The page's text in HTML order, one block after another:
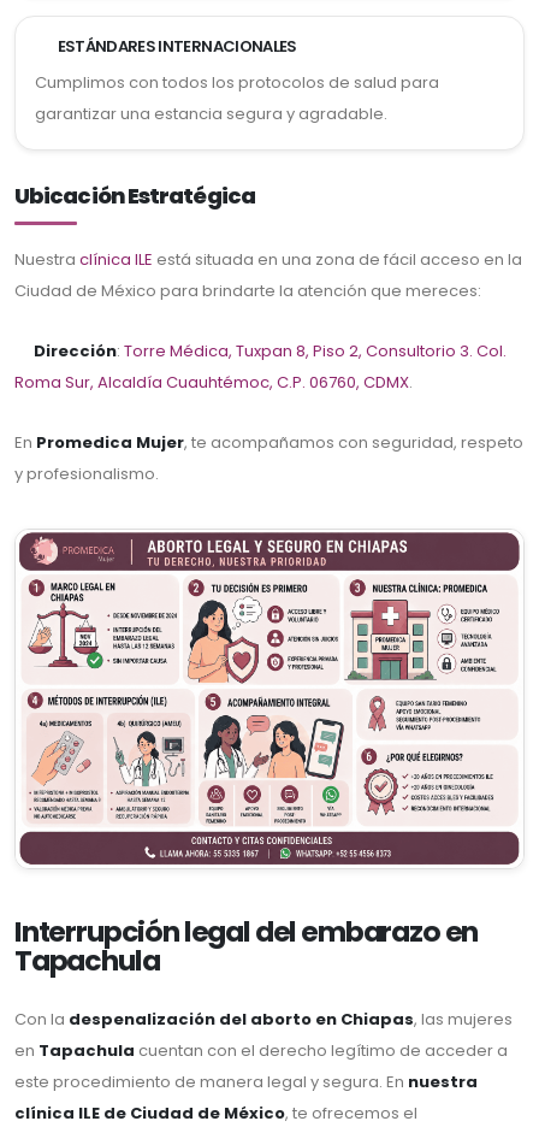
ESTÁNDARES INTERNACIONALES
Cumplimos con todos los protocolos de salud para
garantizar una estancia segura y agradable.
Ubicación Estratégica
Nuestra clínica ILE está situada en una zona de fácil acceso en la
Ciudad de México para brindarte la atención que mereces:
Dirección:Torre Médica, Tuxpan 8, Piso 2, Consultorio 3. Col.
Roma Sur, Alcaldía Cuauhtémoc, C.P. 06760, CDMX.
En Promedica Mujer, te acompañamos con seguridad, respeto
y profesionalismo.
Interrupción legal del embarazo en
Tapachula
Con la despenalización del aborto en Chiapas, las mujeres
en Tapachula cuentan con el derecho legítimo de acceder a
este procedimiento de manera legal y segura. En nuestra
clínica ILE de Ciudad de México, te ofrecemos el